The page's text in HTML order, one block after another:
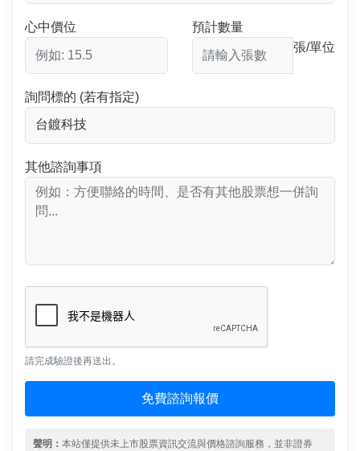
心中價位
預計數量
張/單位
詢問標的 (若有指定)
其他諮詢事項
請完成驗證後再送出。
免費諮詢報價
聲明： 本站僅提供未上市股票資訊交流與價格諮詢服務，並非證券